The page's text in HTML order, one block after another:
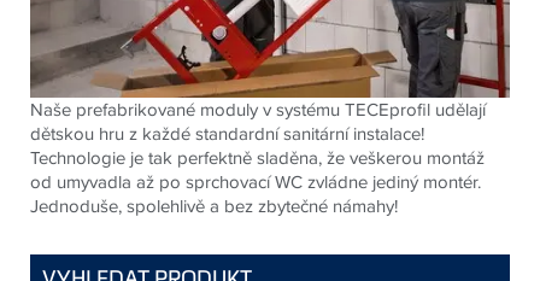
Naše prefabrikované moduly v systému TECEprofil udělají
dětskou hru z každé standardní sanitární instalace!
Technologie je tak perfektně sladěna, že veškerou montáž
od umyvadla až po sprchovací WC zvládne jediný montér.
Jednoduše, spolehlivě a bez zbytečné námahy!